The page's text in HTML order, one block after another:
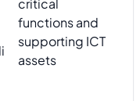
critical
functions and
supporting ICT
assets